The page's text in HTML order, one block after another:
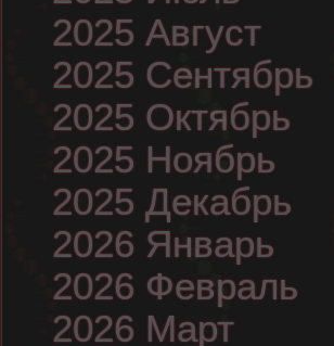
2025 Август
2025 Сентябрь
2025 Октябрь
2025 Ноябрь
2025 Декабрь
2026 Январь
2026 Февраль
2026 Март